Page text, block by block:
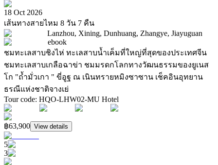
18 Oct 2026
เส้นทางสายไหม 8 วัน 7 คืน
Lanzhou, Xining, Dunhuang, Zhangye, Jiayuguan
ebook
ชมทะเลสาบชิงไห่ ทะเลสาบน้ำเค็มที่ใหญ่ที่สุดของประเทศจีน
ชมทะเลสาบเกลือฉาข่า ชมมรดกโลกทางวัฒนธรรมของยูเนส
โก "ถ้ำมั่วเกา " ขี่อูฐ ณ เนินทรายหมิงซาซาน เช็คอินอุทยาน
ธรณีแห่งชาติจางเย่
Tour code: HQO-LHW02-MU Hotel
฿63,900 View details
5
3